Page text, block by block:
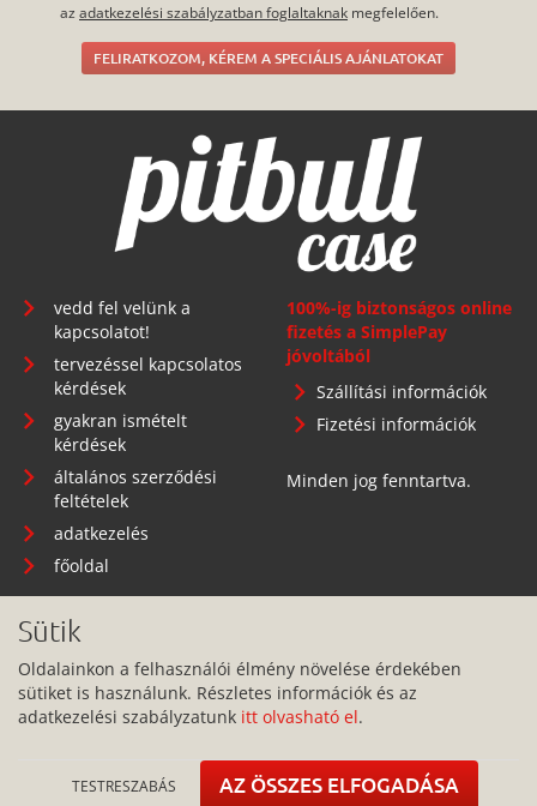
az adatkezelési szabályzatban foglaltaknak megfelelően.
FELIRATKOZOM, KÉREM A SPECIÁLIS AJÁNLATOKAT
vedd fel velünk a
kapcsolatot!
tervezéssel kapcsolatos
kérdések
gyakran ismételt
kérdések
általános szerződési
feltételek
adatkezelés
főoldal
100%-ig biztonságos online
fizetés a SimplePay
jóvoltából
Szállítási információk
Fizetési információk
Minden jog fenntartva.
Telephely: 1134 Budapest, Angyalföldi út 25.
info@pitbullcase.hu
Sütik
Oldalainkon a felhasználói élmény növelése érdekében
sütiket is használunk. Részletes információk és az
adatkezelési szabályzatunk itt olvasható el.
TESTRESZABÁS AZ ÖSSZES ELFOGADÁSA